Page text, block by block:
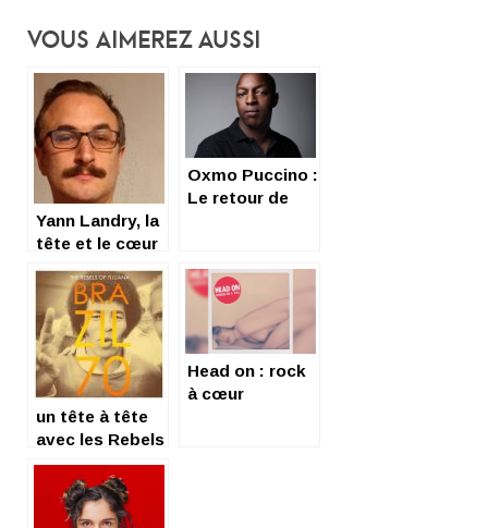
Vous Aimerez Aussi
Yann Landry, la
tête et le cœur
Oxmo Puccino :
Le retour de
un tête à tête
avec les Rebels
of Tijuana
Head on : rock
à cœur